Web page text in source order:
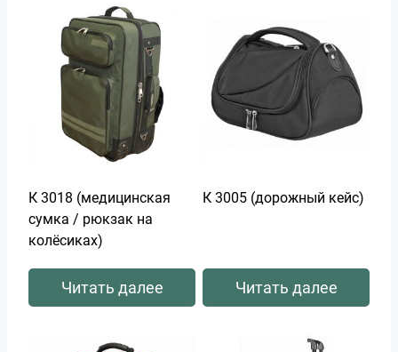
К 3018 (медицинская
сумка / рюкзак на
колёсиках)
Читать далее
К 3005 (дорожный кейс)
Читать далее